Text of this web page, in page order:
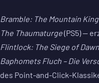
Bramble: The Mountain King
The Thaumaturge(PS5) —
Flintlock: The Siege of Dawn
Baphomets Fluch – Die
des Point-and-Click-